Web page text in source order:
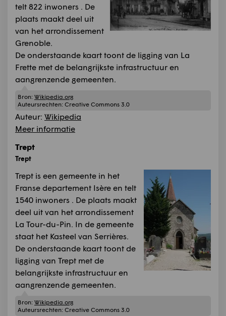
telt 822 inwoners . De
plaats maakt deel uit
van het arrondissement
Grenoble.
De onderstaande kaart toont de ligging van La
Frette met de belangrijkste infrastructuur en
aangrenzende gemeenten.
Bron: Wikipedia.org
Auteursrechten: Creative Commons 3.0
Auteur: Wikipedia
Meer informatie
Trept
Trept
Trept is een gemeente in het
Franse departement Isère en telt
1540 inwoners . De plaats maakt
deel uit van het arrondissement
La Tour-du-Pin. In de gemeente
staat het Kasteel van Serrières.
De onderstaande kaart toont de
ligging van Trept met de
belangrijkste infrastructuur en
aangrenzende gemeenten.
Bron: Wikipedia.org
Auteursrechten: Creative Commons 3.0